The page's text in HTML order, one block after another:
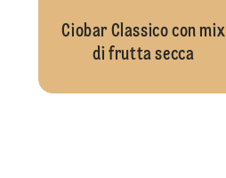
Ciobar Classico con mix
di frutta secca